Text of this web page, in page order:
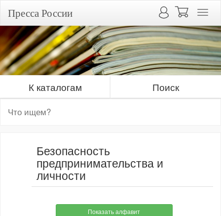
Пресса России
К каталогам Поиск
Безопасность
предпринимательства и
личности
Показать алфавит